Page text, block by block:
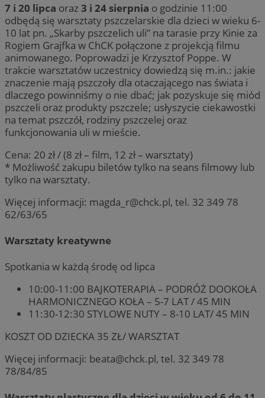
7 i 20 lipca oraz3 i 24 sierpnia o godzinie 11:00
odbędą się warsztaty pszczelarskie dla dzieci w wieku 6-
10 lat pn. „Skarby pszczelich uli” na tarasie przy Kinie za
Rogiem Grajfka w ChCK połączone z projekcją filmu
animowanego. Poprowadzi je Krzysztof Poppe. W
trakcie warsztatów uczestnicy dowiedzą się m.in.: jakie
znaczenie mają pszczoły dla otaczającego nas świata i
dlaczego powinniśmy o nie dbać; jak pozyskuje się miód
pszczeli oraz produkty pszczele; usłyszycie ciekawostki
na temat pszczół, rodziny pszczelej oraz
funkcjonowania uli w mieście.
Cena: 20 zł / (8 zł – film, 12 zł – warsztaty)
* Możliwość zakupu biletów tylko na seans filmowy lub
tylko na warsztaty.
Więcej informacji: magda_r@chck.pl, tel. 32 349 78
62/63/65
Warsztaty kreatywne
Spotkania w każdą środę od lipca
10:00-11:00 BAJKOTERAPIA – PODRÓŻ DOOKOŁA
HARMONICZNEGO KOŁA – 5-7 LAT / 45 MIN
11:30-12:30 STYLOWE NUTY – 8-10 LAT/ 45 MIN
KOSZT OD DZIECKA 35 ZŁ/ WARSZTAT
Więcej informacji: beata@chck.pl, tel. 32 349 78
78/84/85